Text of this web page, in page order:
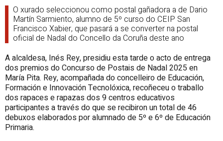
O xurado seleccionou como postal gañadora a de Dario
Martín Sarmiento, alumno de 5º curso do CEIP San
Francisco Xabier, que pasará a se converter na postal
oficial de Nadal do Concello da Coruña deste ano
A alcaldesa, Inés Rey, presidiu esta tarde o acto de entrega
dos premios do Concurso de Postais de Nadal 2025 en
María Pita. Rey, acompañada do concelleiro de Educación,
Formación e Innovación Tecnolóxica, recoñeceu o traballo
dos rapaces e rapazas dos 9 centros educativos
participantes a través do que se recibiron un total de 46
debuxos elaborados por alumnado de 5º e 6º de Educación
Primaria.